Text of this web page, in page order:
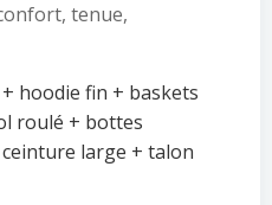
tenue,
hoodie fin + baskets
roulé + bottes
large + talon